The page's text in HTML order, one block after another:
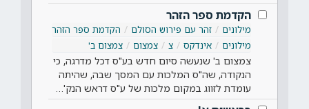
הקדמת ספר הזהר
מילונים זהר עם פירוש הסולם
הקדמת ספר הזהר
מילונים
אינדקס צ צמצום צמצום ב'
צמצום ב' שנעשה סיום חדש בע"ס דכל מדרגה, כי
הנקודה, שה"ס המלכות עם המסך שבה, שהיתה
עומדת לזווג במקום מלכות של ע"ס דראש הנק'…